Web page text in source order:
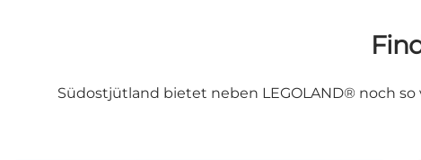
Südostjütland bietet neben LEGOLAND® noch